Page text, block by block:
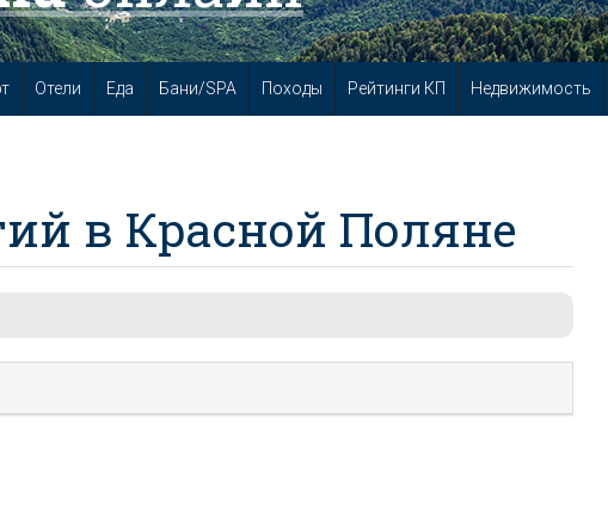
Отели Еда Бани/SPA Походы Рейтинги КП Недвижимость
в Красной Поляне